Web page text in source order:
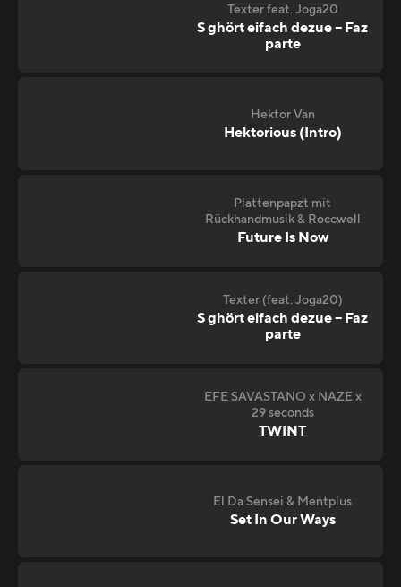
Texter feat. Joga20
S ghört eifach dezue – Faz
parte
Hektor Van
Hektorious (Intro)
Plattenpapzt mit
Rückhandmusik & Roccwell
Future Is Now
Texter (feat. Joga20)
S ghört eifach dezue – Faz
parte
EFE SAVASTANO x NAZE x
29 seconds
TWINT
El Da Sensei & Mentplus
Set In Our Ways